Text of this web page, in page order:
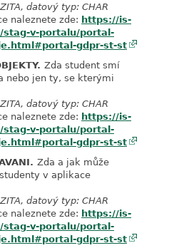
datový typ: CHAR
naleznete zde: https://is-
stag-v-portalu/portal-
gdpr-st-st
Zda student smí
nebo jen ty, se kterými
datový typ: CHAR
naleznete zde: https://is-
stag-v-portalu/portal-
gdpr-st-st
Zda a jak může
v aplikace
datový typ: CHAR
naleznete zde: https://is-
stag-v-portalu/portal-
gdpr-st-st